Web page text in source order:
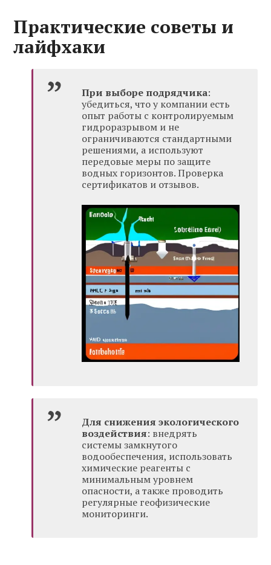
Практические советы и
лайфхаки
При выборе подрядчика:
убедиться, что у компании есть
опыт работы с контролируемым
гидроразрывом и не
ограничиваются стандартными
решениями, а используют
передовые меры по защите
водных горизонтов. Проверка
сертификатов и отзывов.
Для снижения экологического
воздействия: внедрять
системы замкнутого
водообеспечения, использовать
химические реагенты с
минимальным уровнем
опасности, а также проводить
регулярные геофизические
мониторинги.